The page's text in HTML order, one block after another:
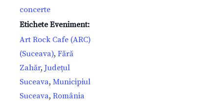
concerte
Etichete Eveniment:
Art Rock Cafe (ARC)
(Suceava), Fără
Zahăr, Județul
Suceava, Municipiul
Suceava, România